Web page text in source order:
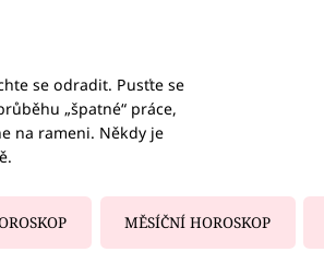
se odradit. Pusťte se
„špatné“ práce,
na rameni. Někdy je
MĚSÍČNÍ HOROSKOP